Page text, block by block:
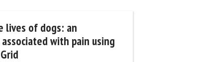
lives of dogs: an
with pain using